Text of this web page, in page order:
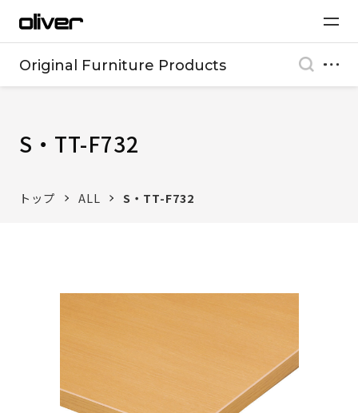
Original Furniture Products
S・TT-F732
トップ ALL S・TT-F732